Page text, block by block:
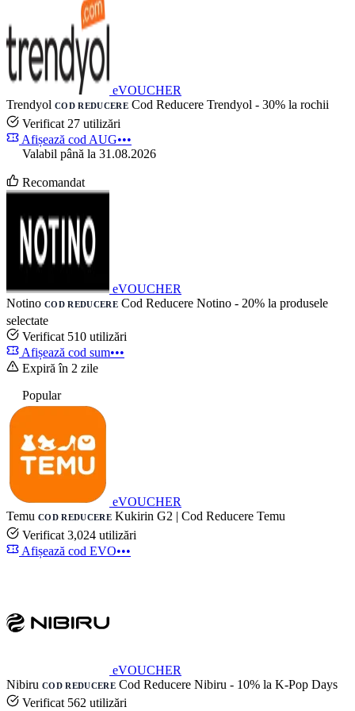
eVOUCHER
Trendyol COD REDUCERE Cod Reducere Trendyol - 30% la rochii
Verificat 27 utilizări
Afișează cod AUG•••
Valabil până la 31.08.2026
Recomandat
eVOUCHER
Notino COD REDUCERE Cod Reducere Notino - 20% la produsele
selectate
Verificat 510 utilizări
Afișează cod sum•••
Expiră în 2 zile
Popular
eVOUCHER
Temu COD REDUCERE Kukirin G2 | Cod Reducere Temu
Verificat 3,024 utilizări
Afișează cod EVO•••
eVOUCHER
Nibiru COD REDUCERE Cod Reducere Nibiru - 10% la K-Pop Days
Verificat 562 utilizări